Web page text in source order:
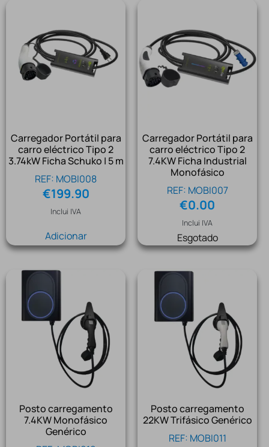
Carregador Portátil para
carro eléctrico Tipo 2
3.74kW Ficha Schuko | 5 m
REF: MOBI008
€199.90
Inclui IVA
Adicionar
Carregador Portátil para
carro eléctrico Tipo 2
7.4KW Ficha Industrial
Monofásico
REF: MOBI007
€0.00
Inclui IVA
Esgotado
Posto carregamento
7.4KW Monofásico
Genérico
Posto carregamento
22KW Trifásico Genérico
REF: MOBI011